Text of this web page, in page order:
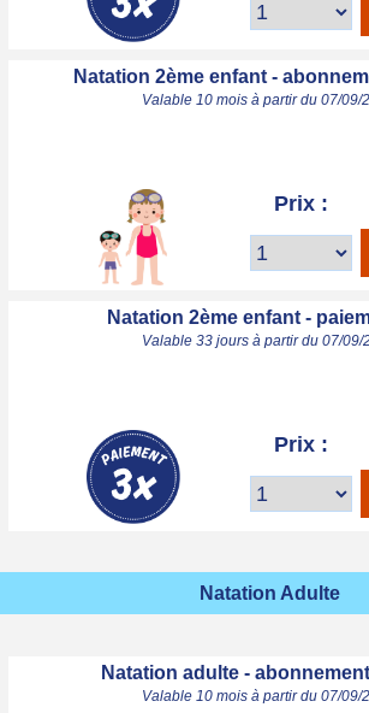
Natation 2ème enfant -
Valable 10 mois à partir du 07/09/
Prix :
Natation 2ème enfant -
Valable 33 jours à partir du 07/09/
Prix :
Natation Adulte
Natation adulte -
Valable 10 mois à partir du 07/09/